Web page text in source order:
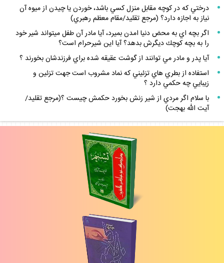
درختي كه در كوچه مقابل منزل كسي باشد، خوردن يا چيدن از ميوه آن
نياز به اجازه دارد؟ (مرجع تقليد/مقام معظم رهبري)
اگر بچه اي به محض دنيا امدن بميرد، آيا مادر آن طفل ميتواند شير خود
را به بچه كوچك ديگرش بدهد؟ آيا اين شيرحرام است؟
آيا پدر و مادر مي توانند از گوشت عقيقه شده براي فرزندشان بخورند ؟
استفاده از بطري هاي تزئيني كه نماد مشروب است جهت تزئين و
زيبايي چه حكمي دارد ؟
با سلام اگر مردي از شير زنش بخورد حكمش چيست ؟(مرجع تقليد/
آيت الله بهجت)